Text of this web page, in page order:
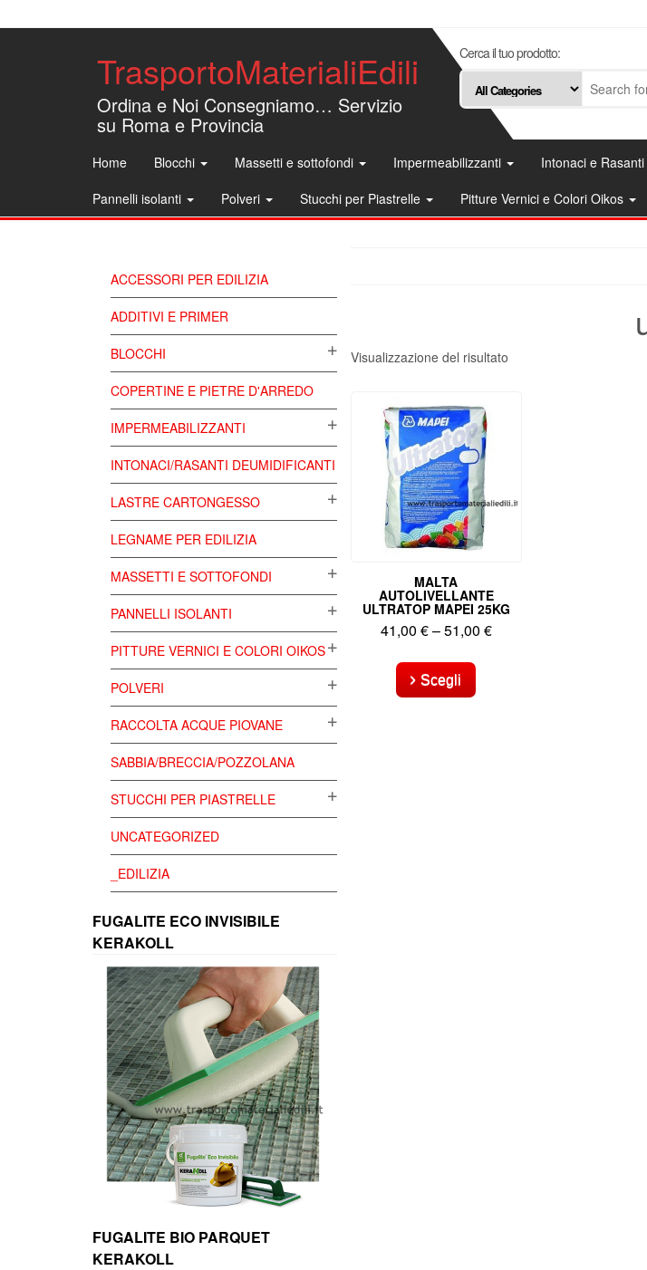
TrasportoMaterialiEdili
Ordina e Noi Consegniamo… Servizio
su Roma e Provincia
Cerca il tuo prodotto:
Home Blocchi Massetti e sottofondi Impermeabilizzanti Intonaci e
Pannelli isolanti
Polveri Stucchi per Piastrelle Pitture Vernici e Colori Oikos
ACCESSORI PER EDILIZIA
ADDITIVI E PRIMER
BLOCCHI
COPERTINE E PIETRE D'ARREDO
IMPERMEABILIZZANTI
INTONACI/RASANTI DEUMIDIFICANTI
LASTRE CARTONGESSO
LEGNAME PER EDILIZIA
MASSETTI E SOTTOFONDI
PANNELLI ISOLANTI
PITTURE VERNICI E COLORI OIKOS
POLVERI
RACCOLTA ACQUE PIOVANE
SABBIA/BRECCIA/POZZOLANA
STUCCHI PER PIASTRELLE
UNCATEGORIZED
_EDILIZIA
FUGALITE ECO INVISIBILE
KERAKOLL
FUGALITE BIO PARQUET
KERAKOLL
Visualizzazione del risultato
MALTA
AUTOLIVELLANTE
ULTRATOP MAPEI 25KG
41,00 €–51,00 €
Scegli
prodotto
ha